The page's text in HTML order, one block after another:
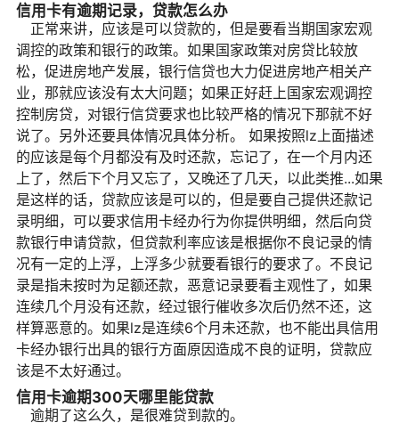
信用卡有逾期记录，贷款怎么办
正常来讲，应该是可以贷款的，但是要看当期国家宏观
调控的政策和银行的政策。如果国家政策对房贷比较放
松，促进房地产发展，银行信贷也大力促进房地产相关产
业，那就应该没有太大问题；如果正好赶上国家宏观调控
控制房贷，对银行信贷要求也比较严格的情况下那就不好
说了。另外还要具体情况具体分析。 如果按照lz上面描述
的应该是每个月都没有及时还款，忘记了，在一个月内还
上了，然后下个月又忘了，又晚还了几天，以此类推...如果
是这样的话，贷款应该是可以的，但是要自己提供还款记
录明细，可以要求信用卡经办行为你提供明细，然后向贷
款银行申请贷款，但贷款利率应该是根据你不良记录的情
况有一定的上浮，上浮多少就要看银行的要求了。不良记
录是指未按时为足额还款，恶意记录要看主观性了，如果
连续几个月没有还款，经过银行催收多次后仍然不还，这
样算恶意的。如果lz是连续6个月未还款，也不能出具信用
卡经办银行出具的银行方面原因造成不良的证明，贷款应
该是不太好通过。
信用卡逾期300天哪里能贷款
逾期了这么久，是很难贷到款的。